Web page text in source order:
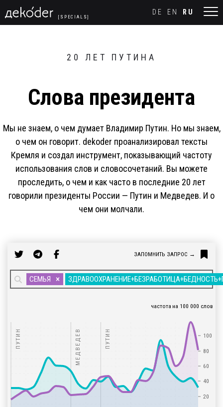
[SPECIALS]
DE EN RU
20 ЛЕТ ПУТИНА
Слова президента
Мы не знаем, о чем думает Владимир Путин. Но мы знаем,
о чем он говорит. dekoder проанализировал тексты
Кремля и создал инструмент, показывающий частоту
использования слов и словосочетаний. Вы можете
проследить, о чем и как часто в последние 20 лет
говорили президенты России — Путин и Медведев. И о
чем они молчали.
ЗАПОМНИТЬ ЗАПРОС →
СЕМЬЯ
частота на 100 000 слов
ПУТИН МЕДВЕДЕВ ПУТИН
20
40
60
80
100
Navigated to Слова президента